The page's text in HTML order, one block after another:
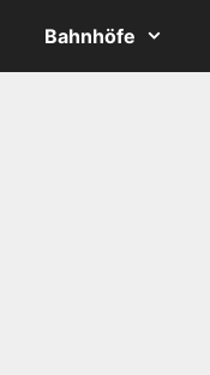
Bahnhöfe